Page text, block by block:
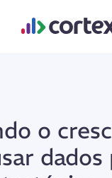
o
dados